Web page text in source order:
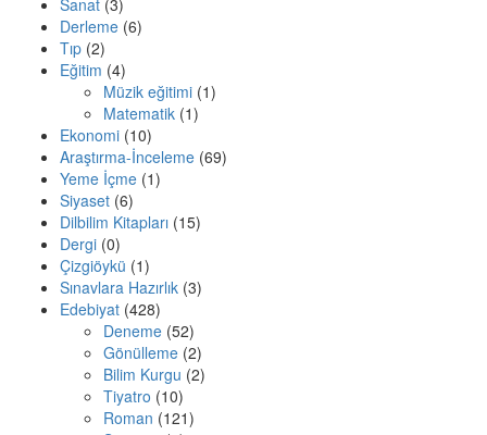
Sanat (3)
Derleme (6)
Tıp (2)
Eğitim (4)
Müzik eğitimi (1)
Matematik (1)
Ekonomi (10)
Araştırma-İnceleme (69)
Yeme İçme (1)
Siyaset (6)
Dilbilim Kitapları (15)
Dergi (0)
Çizgiöykü (1)
Sınavlara Hazırlık (3)
Edebiyat (428)
Deneme (52)
Gönülleme (2)
Bilim Kurgu (2)
Tiyatro (10)
Roman (121)